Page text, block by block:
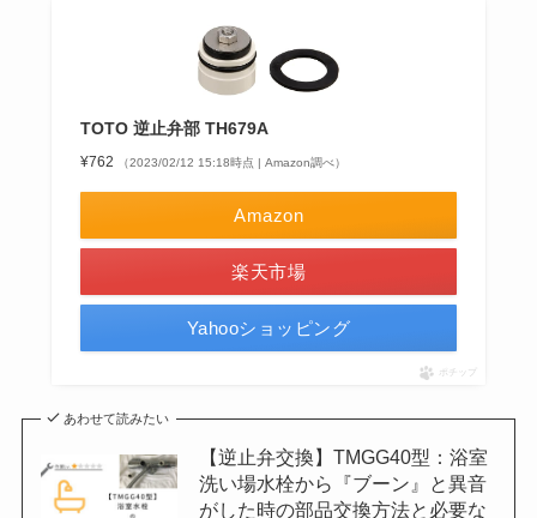
TOTO 逆止弁部 TH679A
¥762 （2023/02/12 15:18時点 | Amazon調べ）
Amazon
楽天市場
Yahooショッピング
ポチップ
あわせて読みたい
【逆止弁交換】TMGG40型：浴室
洗い場水栓から『ブーン』と異音
がした時の部品交換方法と必要な